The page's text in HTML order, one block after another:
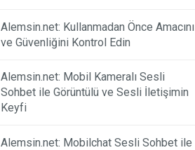
Alemsin.net: Kullanmadan Önce Amacını
ve Güvenliğini Kontrol Edin
Alemsin.net: Mobil Kameralı Sesli
Sohbet ile Görüntülü ve Sesli İletişimin
Keyfi
Alemsin.net: Mobilchat Sesli Sohbet ile